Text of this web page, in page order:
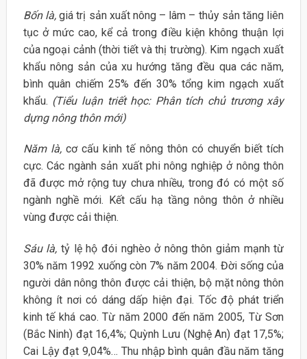
Bốn là,giá trị sản xuất nông – lâm – thủy sản tăng liên
tục ở mức cao, kể cả trong điều kiện không thuận lợi
của ngoại cảnh (thời tiết và thị trường). Kim ngạch xuất
khẩu nông sản của xu hướng tăng đều qua các năm,
bình quân chiếm 25% đến 30% tổng kim ngạch xuất
khẩu. (Tiểu luận triết học: Phân tích chủ trương xây
dựng nông thôn mới)
Năm là,cơ cấu kinh tế nông thôn có chuyển biết tích
cực. Các ngành sản xuất phi nông nghiệp ở nông thôn
đã được mở rộng tuy chưa nhiều, trong đó có một số
ngành nghề mới. Kết cấu hạ tầng nông thôn ở nhiều
vùng được cải thiện.
Sáu là,tỷ lệ hộ đói nghèo ở nông thôn giảm mạnh từ
30% năm 1992 xuống còn 7% năm 2004. Đời sống của
người dân nông thôn được cải thiện, bộ mặt nông thôn
không ít nơi có dáng dấp hiện đại. Tốc độ phát triển
kinh tế khá cao. Từ năm 2000 đến năm 2005, Từ Sơn
(Bắc Ninh) đạt 16,4%; Quỳnh Lưu (Nghệ An) đạt 17,5%;
Cai Lậy đạt 9,04%… Thu nhập bình quân đầu năm tăng